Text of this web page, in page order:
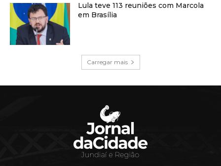
Lula teve 113 reuniões com Marcola
em Brasília
Carregar mais